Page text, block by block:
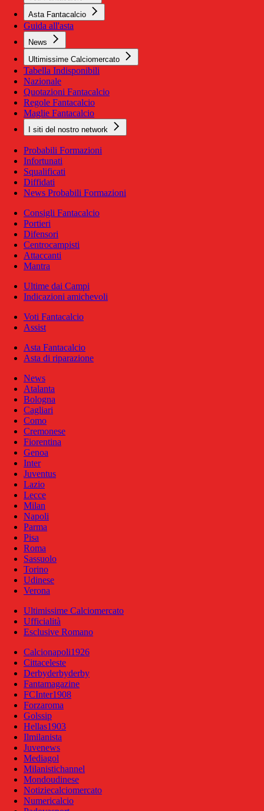
Asta Fantacalcio
Guida all'asta
News
Ultimissime Calciomercato
Tabella Indisponibili
Nazionale
Quotazioni Fantacalcio
Regole Fantacalcio
Maglie Fantacalcio
I siti del nostro network
Probabili Formazioni
Infortunati
Squalificati
Diffidati
News Probabili Formazioni
Consigli Fantacalcio
Portieri
Difensori
Centrocampisti
Attaccanti
Mantra
Ultime dai Campi
Indicazioni amichevoli
Voti Fantacalcio
Assist
Asta Fantacalcio
Asta di riparazione
News
Atalanta
Bologna
Cagliari
Como
Cremonese
Fiorentina
Genoa
Inter
Juventus
Lazio
Lecce
Milan
Napoli
Parma
Pisa
Roma
Sassuolo
Torino
Udinese
Verona
Ultimissime Calciomercato
Ufficialità
Esclusive Romano
Calcionapoli1926
Cittaceleste
Derbyderbyderby
Fantamagazine
FCInter1908
Forzaroma
Golssip
Hellas1903
Ilmilanista
Juvenews
Mediagol
Milanistichannel
Mondoudinese
Notiziecalciomercato
Numericalcio